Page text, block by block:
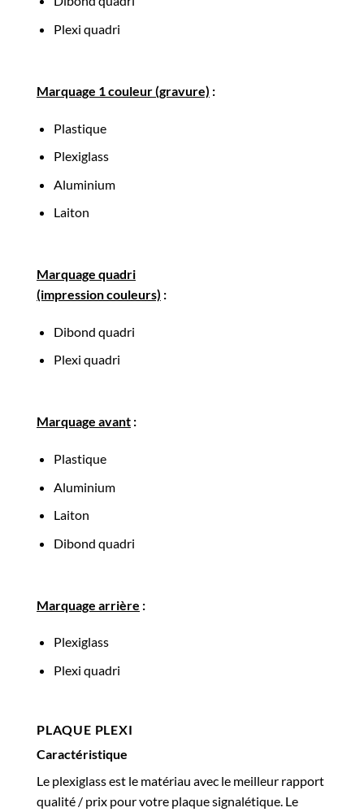
Plexi quadri
Marquage 1 couleur (gravure) :
Plastique
Plexiglass
Aluminium
Laiton
Marquage quadri
(impression couleurs) :
Dibond quadri
Plexi quadri
Marquage avant :
Plastique
Aluminium
Laiton
Dibond quadri
Marquage arrière :
Plexiglass
Plexi quadri
PLAQUE PLEXI
Caractéristique
Le plexiglass est le matériau avec le meilleur rapport
qualité / prix pour votre plaque signalétique. Le